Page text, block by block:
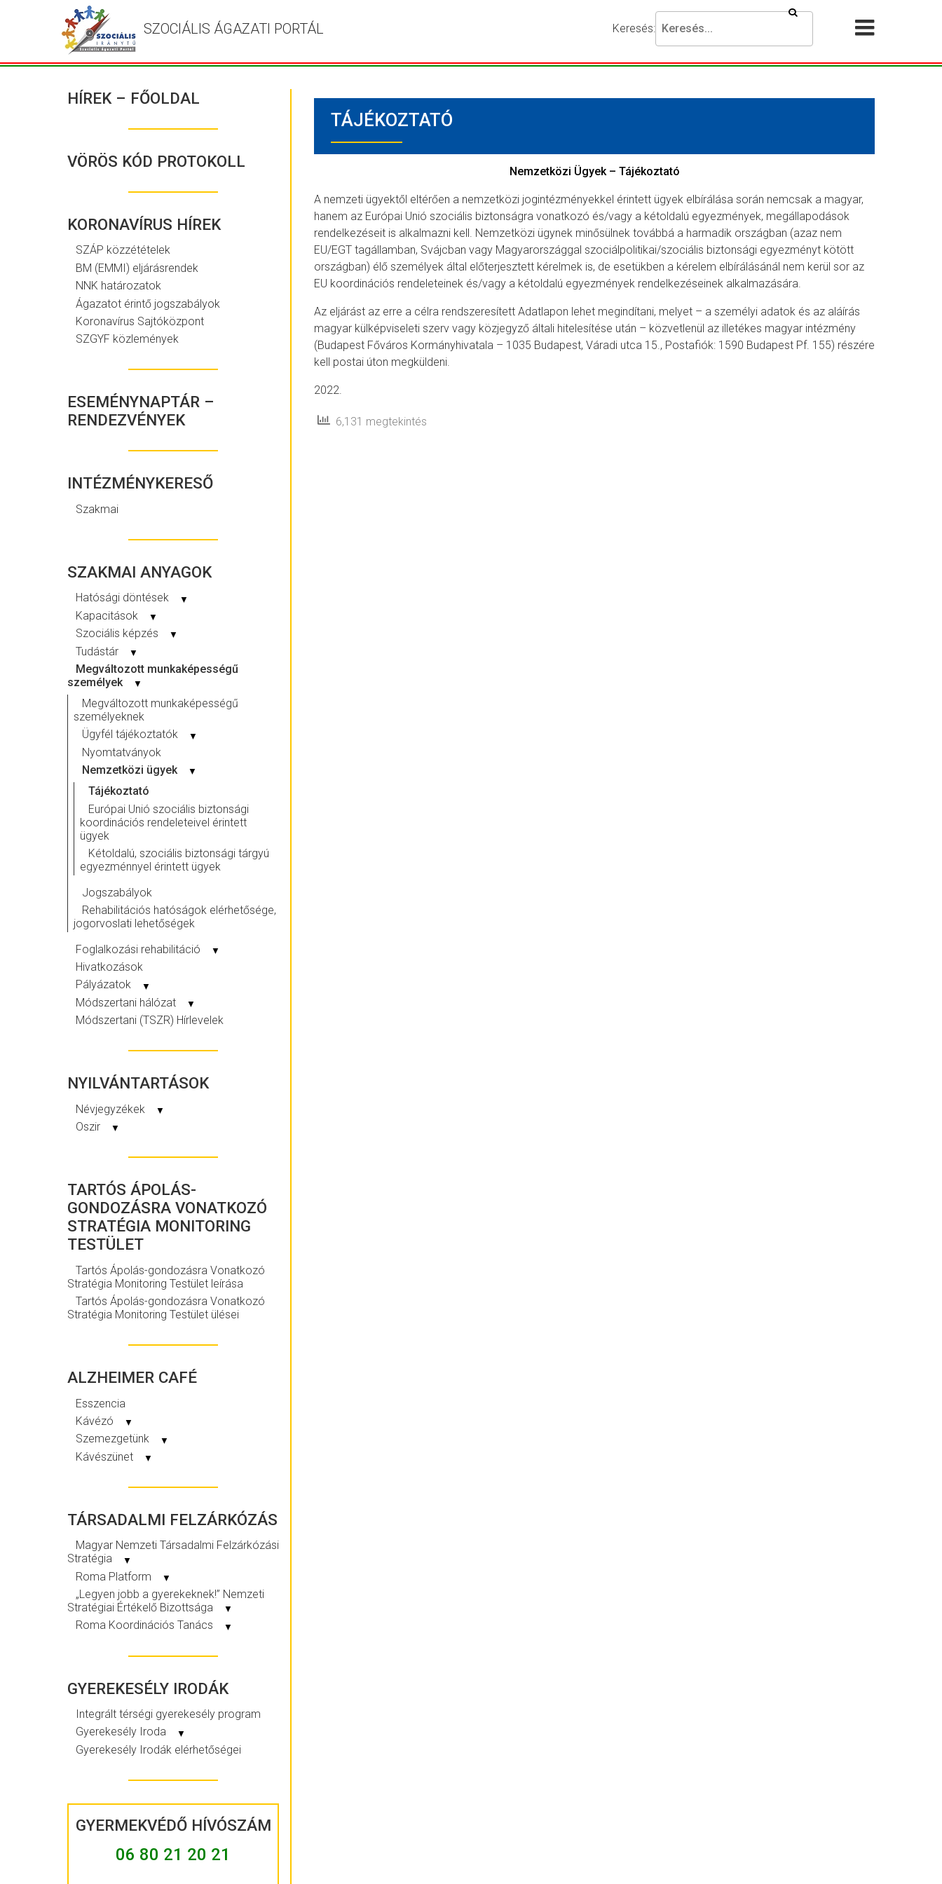
SZOCIÁLIS ÁGAZATI PORTÁL Keresés:
Írja
a
kívánt
nyomja
meg
keresés
gombot.
Keresés
Akadálymentesítési
Menü
HÍREK – FŐOLDAL
VÖRÖS KÓD PROTOKOLL
KORONAVÍRUS HÍREK
SZÁP közzétételek
BM (EMMI) eljárásrendek
NNK határozatok
Ágazatot érintő jogszabályok
Koronavírus Sajtóközpont
SZGYF közlemények
ESEMÉNYNAPTÁR –
RENDEZVÉNYEK
INTÉZMÉNYKERESŐ
Szakmai
SZAKMAI ANYAGOK
Hatósági döntések ▼
Kapacitások ▼
Szociális képzés ▼
Tudástár ▼
Megváltozott munkaképességű
személyek
▼
Megváltozott munkaképességű
személyeknek
Ügyfél tájékoztatók
▼
Nyomtatványok
Nemzetközi ügyek
▼
Tájékoztató
Európai Unió szociális biztonsági
koordinációs rendeleteivel érintett
ügyek
Kétoldalú, szociális biztonsági tárgyú
egyezménnyel érintett ügyek
Jogszabályok
Rehabilitációs hatóságok elérhetősége,
jogorvoslati lehetőségek
Foglalkozási rehabilitáció
▼
Hivatkozások
Pályázatok
▼
Módszertani hálózat ▼
Módszertani (TSZR) Hírlevelek
NYILVÁNTARTÁSOK
Névjegyzékek ▼
Oszir ▼
TARTÓS ÁPOLÁS-
GONDOZÁSRA VONATKOZÓ
STRATÉGIA MONITORING
TESTÜLET
Tartós Ápolás-gondozásra Vonatkozó
Stratégia Monitoring Testület leírása
Tartós Ápolás-gondozásra Vonatkozó
Stratégia Monitoring Testület ülései
ALZHEIMER CAFÉ
Esszencia
Kávézó
▼
Szemezgetünk ▼
Kávészünet ▼
TÁRSADALMI FELZÁRKÓZÁS
Magyar Nemzeti Társadalmi Felzárkózási
Stratégia
▼
Roma Platform ▼
„Legyen jobb a gyerekeknek!” Nemzeti
Stratégiai Értékelő Bizottsága
▼
Roma Koordinációs Tanács ▼
GYEREKESÉLY IRODÁK
Integrált térségi gyerekesély program
Gyerekesély Iroda
▼
Gyerekesély Irodák elérhetőségei
GYERMEKVÉDŐ HÍVÓSZÁM
06 80 21 20 21
TÁJÉKOZTATÓ
Nemzetközi Ügyek – Tájékoztató
A nemzeti ügyektől eltérően a nemzetközi jogintézményekkel érintett ügyek elbírálása során nemcsak a magyar,
hanem az Európai Unió szociális biztonságra vonatkozó és/vagy a kétoldalú egyezmények, megállapodások
rendelkezéseit is alkalmazni kell. Nemzetközi ügynek minősülnek továbbá a harmadik országban (azaz nem
EU/EGT tagállamban, Svájcban vagy Magyarországgal szociálpolitikai/szociális biztonsági egyezményt kötött
országban) élő személyek által előterjesztett kérelmek is, de esetükben a kérelem elbírálásánál nem kerül sor az
EU koordinációs rendeleteinek és/vagy a kétoldalú egyezmények rendelkezéseinek alkalmazására.
Az eljárást az erre a célra rendszeresített Adatlapon lehet megindítani, melyet – a személyi adatok és az aláírás
magyar külképviseleti szerv vagy közjegyző általi hitelesítése után – közvetlenül az illetékes magyar intézmény
(Budapest Főváros Kormányhivatala – 1035 Budapest, Váradi utca 15., Postafiók: 1590 Budapest Pf. 155) részére
kell postai úton megküldeni.
2022.
6,131 megtekintés